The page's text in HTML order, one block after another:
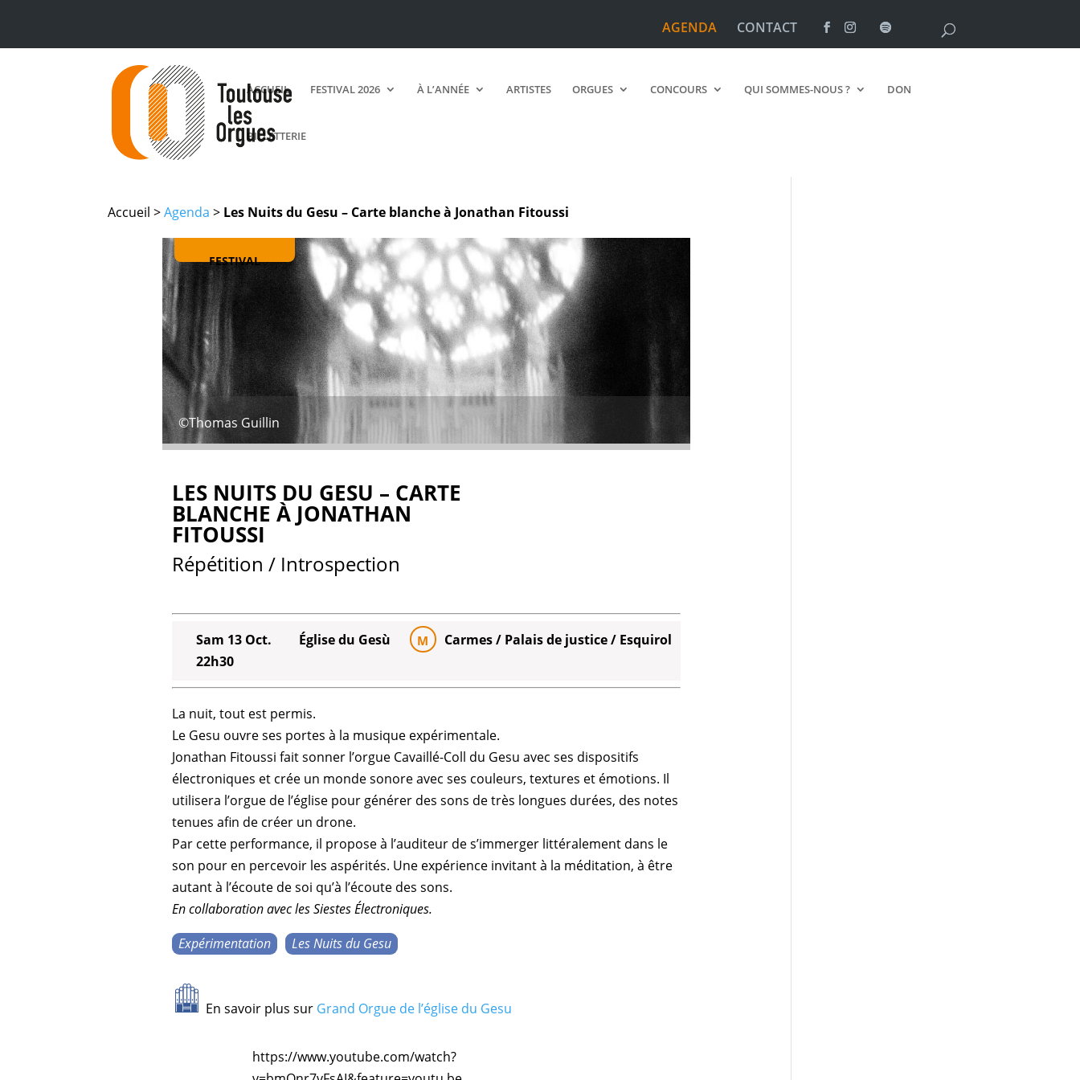
AGENDA CONTACT
ACCUEIL FESTIVAL 2026 À L’ANNÉE ARTISTES ORGUES CONCOURS QUI SOMMES-NOUS ? DON
BILLETTERIE
Accueil >Agenda > Les Nuits du Gesu – Carte blanche à Jonathan Fitoussi
FESTIVAL
©Thomas Guillin
LES NUITS DU GESU – CARTE
BLANCHE À JONATHAN
FITOUSSI
Répétition / Introspection
Sam 13 Oct. Église du Gesù M
Carmes / Palais de justice / Esquirol
22h30
La nuit, tout est permis.
Le Gesu ouvre ses portes à la musique expérimentale.
Jonathan Fitoussi fait sonner l’orgue Cavaillé-Coll du Gesu avec ses dispositifs
électroniques et crée un monde sonore avec ses couleurs, textures et émotions. Il
utilisera l’orgue de l’église pour générer des sons de très longues durées, des notes
tenues afin de créer un drone.
Par cette performance, il propose à l’auditeur de s’immerger littéralement dans le
son pour en percevoir les aspérités. Une expérience invitant à la méditation, à être
autant à l’écoute de soi qu’à l’écoute des sons.
En collaboration avec lesSiestes Électroniques.
Expérimentation
Les Nuits du Gesu
En savoir plus sur Grand Orgue de l’église du Gesu
https://www.youtube.com/watch?